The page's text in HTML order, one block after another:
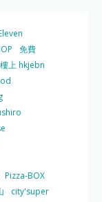
免費
樓上 hkjebn
Pizza-BOX
city'super